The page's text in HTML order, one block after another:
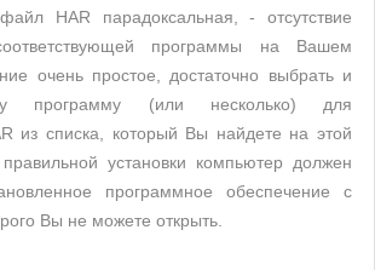
HAR парадоксальная, - отсутствие
программы на Вашем
очень простое, достаточно выбрать и
программу (или несколько) для
из списка, который Вы найдете на этой
установки компьютер должен
программное обеспечение с
Вы не можете открыть.